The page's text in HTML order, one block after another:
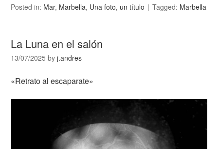
Posted in: Mar, Marbella, Una foto, un título Tagged: Marbella
La Luna en el salón
13/07/2025 byj.andres
«Retrato al escaparate»